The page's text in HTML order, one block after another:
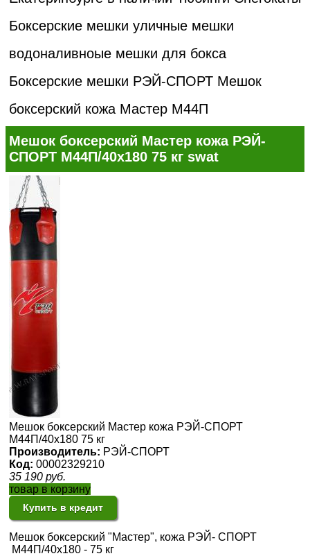
Боксерские мешки уличные мешки
водоналивноые мешки для бокса
Боксерские мешки РЭЙ-СПОРТ Мешок
боксерский кожа Мастер М44П
Мешок боксерский Мастер кожа РЭЙ-
СПОРТ М44П/40х180 75 кг swat
Мешок боксерский Мастер кожа РЭЙ-СПОРТ
М44П/40х180 75 кг
Производитель: РЭЙ-СПОРТ
Код: 00002329210
35 190 руб.
товар в корзину
Купить в кредит
Мешок боксерский "Мастер", кожа РЭЙ- СПОРТ
М44П/40х180 - 75 кг